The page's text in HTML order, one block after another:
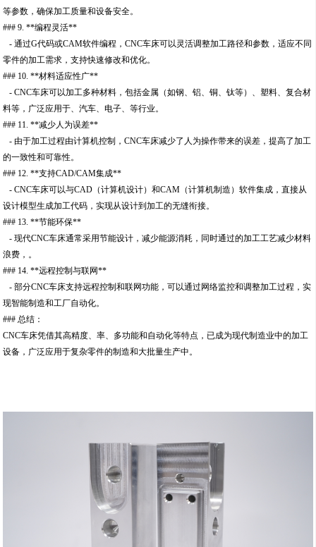
等参数，确保加工质量和设备安全。
### 9. **编程灵活**
- 通过G代码或CAM软件编程，CNC车床可以灵活调整加工路径和参数，适应不同
零件的加工需求，支持快速修改和优化。
### 10. **材料适应性广**
- CNC车床可以加工多种材料，包括金属（如钢、铝、铜、钛等）、塑料、复合材
料等，广泛应用于、汽车、电子、等行业。
### 11. **减少人为误差**
- 由于加工过程由计算机控制，CNC车床减少了人为操作带来的误差，提高了加工
的一致性和可靠性。
### 12. **支持CAD/CAM集成**
- CNC车床可以与CAD（计算机设计）和CAM（计算机制造）软件集成，直接从
设计模型生成加工代码，实现从设计到加工的无缝衔接。
### 13. **节能环保**
- 现代CNC车床通常采用节能设计，减少能源消耗，同时通过的加工工艺减少材料
浪费，。
### 14. **远程控制与联网**
- 部分CNC车床支持远程控制和联网功能，可以通过网络监控和调整加工过程，实
现智能制造和工厂自动化。
### 总结：
CNC车床凭借其高精度、率、多功能和自动化等特点，已成为现代制造业中的加工
设备，广泛应用于复杂零件的制造和大批量生产中。